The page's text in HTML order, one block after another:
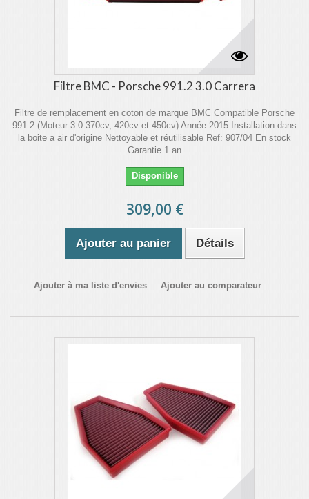
Filtre BMC - Porsche 991.2 3.0 Carrera
Filtre de remplacement en coton de marque BMC Compatible Porsche
991.2 (Moteur 3.0 370cv, 420cv et 450cv) Année 2015 Installation dans
la boite a air d'origine Nettoyable et réutilisable Ref: 907/04 En stock
Garantie 1 an
Disponible
309,00 €
Ajouter au panier Détails
Ajouter à ma liste d'envies Ajouter au comparateur